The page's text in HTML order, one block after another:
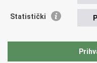
Javna nabava u MVEP-u
Nadzor rada i unutarnja
Statistički